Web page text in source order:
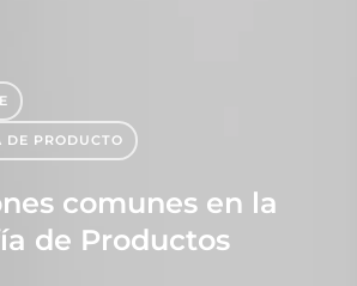
DE PRODUCTO
comunes en la
de Productos